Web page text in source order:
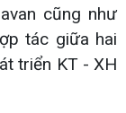
cũng như
tác giữa hai
triển KT - XH